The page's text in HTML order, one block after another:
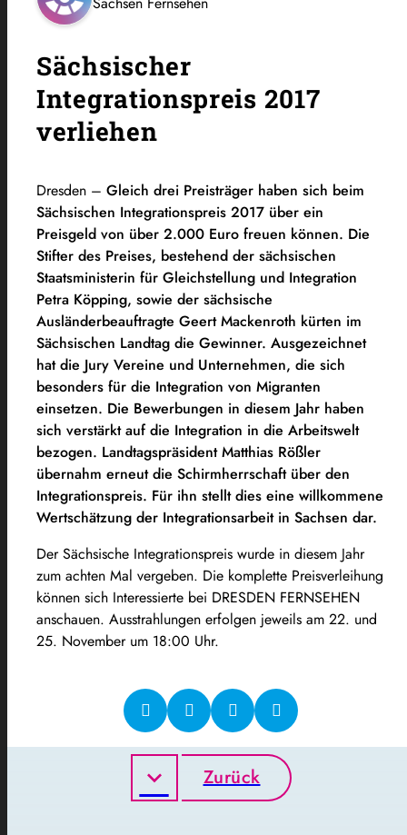
Sächsischer
Integrationspreis 2017
verliehen
Dresden – Gleich drei Preisträger haben sich beim
Sächsischen Integrationspreis 2017 über ein
Preisgeld von über 2.000 Euro freuen können. Die
Stifter des Preises, bestehend der sächsischen
Staatsministerin für Gleichstellung und Integration
Petra Köpping, sowie der sächsische
Ausländerbeauftragte Geert Mackenroth kürten im
Sächsischen Landtag die Gewinner. Ausgezeichnet
hat die Jury Vereine und Unternehmen, die sich
besonders für die Integration von Migranten
einsetzen. Die Bewerbungen in diesem Jahr haben
sich verstärkt auf die Integration in die Arbeitswelt
bezogen. Landtagspräsident Matthias Rößler
übernahm erneut die Schirmherrschaft über den
Integrationspreis. Für ihn stellt dies eine willkommene
Wertschätzung der Integrationsarbeit in Sachsen dar.
Der Sächsische Integrationspreis wurde in diesem Jahr
zum achten Mal vergeben. Die komplette Preisverleihung
können sich Interessierte bei DRESDEN FERNSEHEN
anschauen. Ausstrahlungen erfolgen jeweils am 22. und
25. November um 18:00 Uhr.
Zurück